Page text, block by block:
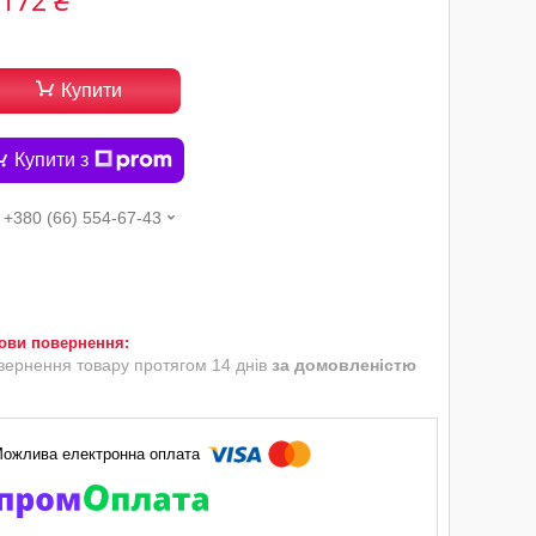
Купити
Купити з
+380 (66) 554-67-43
товару протягом 14 днів за домовленістю